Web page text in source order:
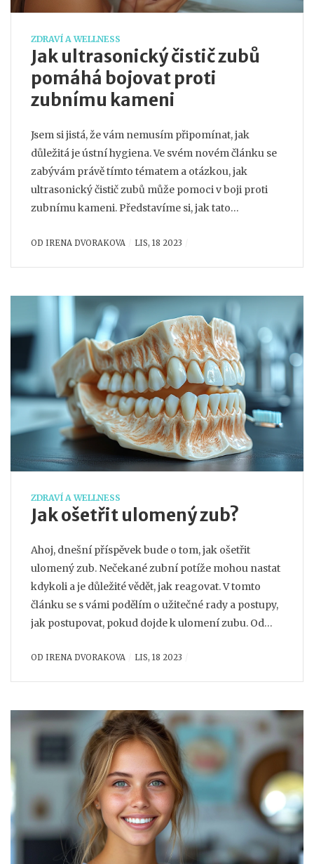
ZDRAVÍ A WELLNESS
Jak ultrasonický čistič zubů
pomáhá bojovat proti
zubnímu kameni
Jsem si jistá, že vám nemusím připomínat, jak
důležitá je ústní hygiena. Ve svém novém článku se
zabývám právě tímto tématem a otázkou, jak
ultrasonický čistič zubů může pomoci v boji proti
zubnímu kameni. Představíme si, jak tato
vám tipy, jak si zařízení můžete vybrat a jak ho
OD IRENA DVORAKOVA LIS, 18 2023
ZDRAVÍ A WELLNESS
Jak ošetřit ulomený zub?
Ahoj, dnešní příspěvek bude o tom, jak ošetřit
ulomený zub. Nečekané zubní potíže mohou nastat
kdykoli a je důležité vědět, jak reagovat. V tomto
článku se s vámi podělím o užitečné rady a postupy,
jak postupovat, pokud dojde k ulomení zubu. Od
vše potřebné pro správnou dentalní péči.
OD IRENA DVORAKOVA LIS, 18 2023